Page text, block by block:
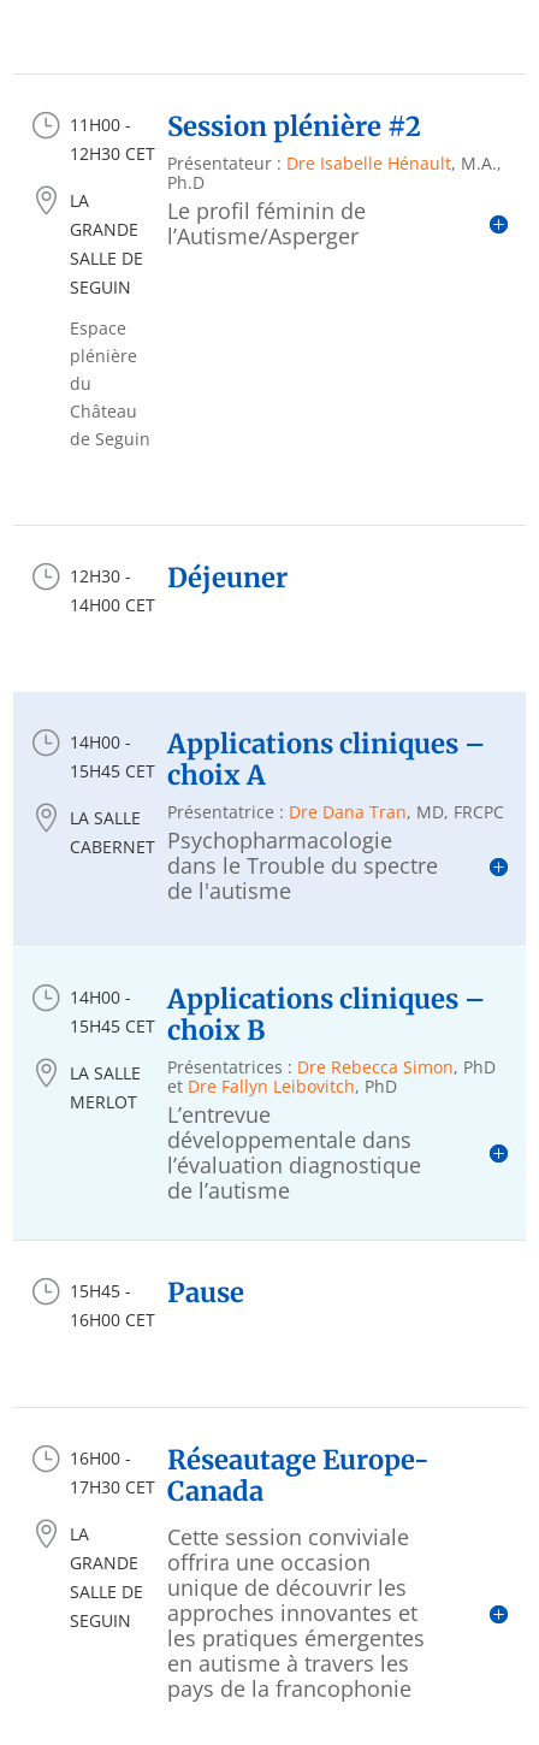
} 11H00 -
12H30 CET

LA
GRANDE
SALLE DE
SEGUIN
Espace
plénière
du
Château
de Seguin
Session plénière #2
Présentateur : Dre Isabelle Hénault, M.A.,
Ph.D
Le profil féminin de
l’Autisme/Asperger
} 12H30 -
14H00 CET
Déjeuner
} 14H00 -
15H45 CET

LA SALLE
CABERNET
Applications cliniques –
choix A
Présentatrice : Dre Dana Tran, MD, FRCPC
Psychopharmacologie
dans le Trouble du spectre
de l'autisme
} 14H00 -
15H45 CET

LA SALLE
MERLOT
Applications cliniques –
choix B
Présentatrices : Dre Rebecca Simon, PhD
et Dre Fallyn Leibovitch, PhD
L’entrevue
développementale dans
l’évaluation diagnostique
de l’autisme
} 15H45 -
16H00 CET
Pause
} 16H00 -
17H30 CET

LA
GRANDE
SALLE DE
SEGUIN
Réseautage Europe-
Canada
Cette session conviviale
offrira une occasion
unique de découvrir les
approches innovantes et
les pratiques émergentes
en autisme à travers les
pays de la francophonie